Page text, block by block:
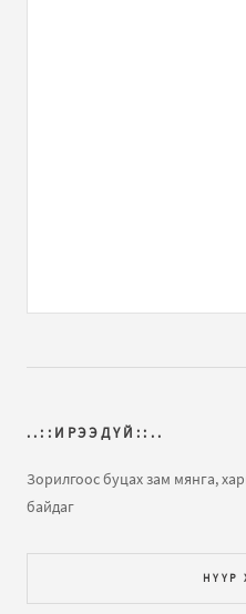
АНУ-ын их дээд
Эмэгтэйчүүд эрчүүдээс
хахаха алдым байна...
..::ИРЭЭДҮЙ::..
Зорилгоос буцах зам мянга,
байдаг
НҮҮР